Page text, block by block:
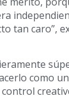
tan caro”,
como